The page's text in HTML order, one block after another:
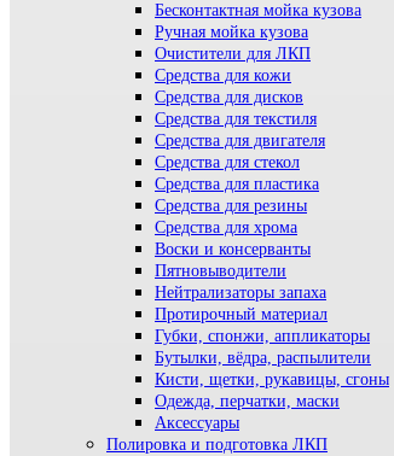
Бесконтактная мойка кузова
Ручная мойка кузова
Очистители для ЛКП
Средства для кожи
Средства для дисков
Средства для текстиля
Средства для двигателя
Средства для стекол
Средства для пластика
Средства для резины
Средства для хрома
Воски и консерванты
Пятновыводители
Нейтрализаторы запаха
Протирочный материал
Губки, спонжи, аппликаторы
Бутылки, вёдра, распылители
Кисти, щетки, рукавицы, сгоны
Одежда, перчатки, маски
Аксессуары
Полировка и подготовка ЛКП